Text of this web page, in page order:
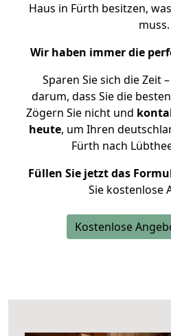
Haus in Fürth besitzen,
muss.
Wir haben immer die
Sparen Sie sich die Zeit
darum, dass Sie die
Zögern Sie nicht und
heute, um Ihren
Fürth nach
Füllen Sie jetzt das
Sie kostenlose
Kostenlose